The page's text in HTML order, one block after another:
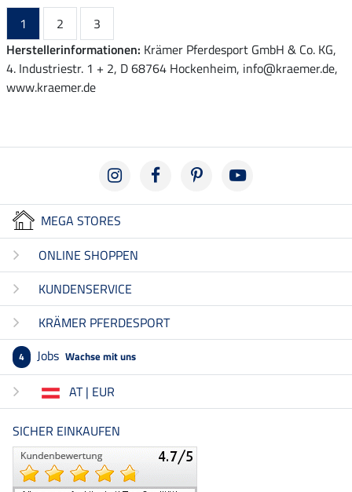
1 2
3
Herstellerinformationen: Krämer Pferdesport GmbH & Co. KG,
4. Industriestr. 1 + 2, D 68764 Hockenheim, info@kraemer.de,
www.kraemer.de
MEGA STORES
ONLINE SHOPPEN
KUNDENSERVICE
KRÄMER PFERDESPORT
4 Jobs Wachse mit uns
AT | EUR
SICHER EINKAUFEN